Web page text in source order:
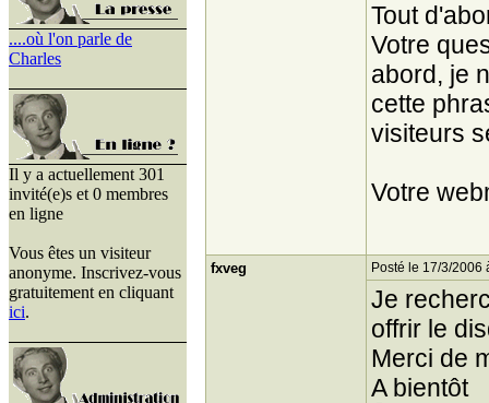
....où l'on parle de
Charles
Il y a actuellement 301
invité(e)s et 0 membres
en ligne
Vous êtes un visiteur
anonyme. Inscrivez-vous
gratuitement en cliquant
ici.
Tout
Votre
abord, je
cette
visiteurs
Votre
fxveg Posté le 17/3/2006
Je
offrir le
Merci de
A bientôt